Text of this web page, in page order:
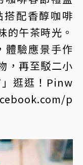
配香醇咖啡
的午茶時光。
體驗應景手作
，再至駁二小
」逛逛！Pinw
p